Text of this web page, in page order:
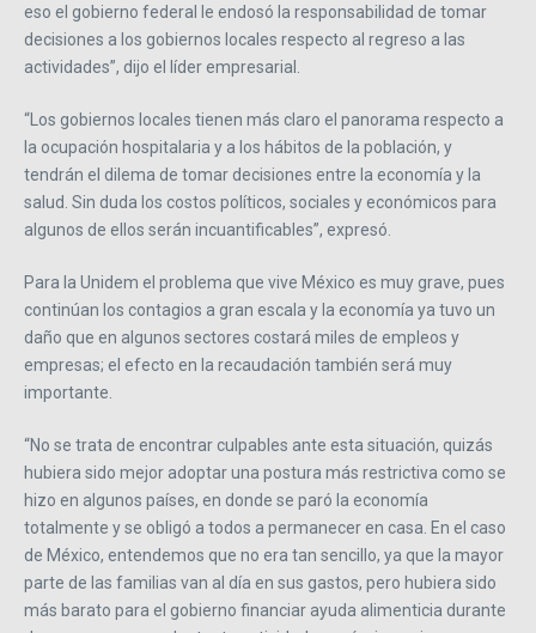
eso el gobierno federal le endosó la responsabilidad de tomar
decisiones a los gobiernos locales respecto al regreso a las
actividades”, dijo el líder empresarial.
“Los gobiernos locales tienen más claro el panorama respecto a
la ocupación hospitalaria y a los hábitos de la población, y
tendrán el dilema de tomar decisiones entre la economía y la
salud. Sin duda los costos políticos, sociales y económicos para
algunos de ellos serán incuantificables”, expresó.
Para la Unidem el problema que vive México es muy grave, pues
continúan los contagios a gran escala y la economía ya tuvo un
daño que en algunos sectores costará miles de empleos y
empresas; el efecto en la recaudación también será muy
importante.
“No se trata de encontrar culpables ante esta situación, quizás
hubiera sido mejor adoptar una postura más restrictiva como se
hizo en algunos países, en donde se paró la economía
totalmente y se obligó a todos a permanecer en casa. En el caso
de México, entendemos que no era tan sencillo, ya que la mayor
parte de las familias van al día en sus gastos, pero hubiera sido
más barato para el gobierno financiar ayuda alimenticia durante